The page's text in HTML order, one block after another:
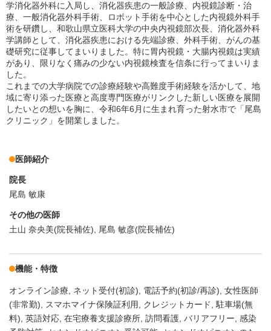
学消化器外科に入局し、消化器疾患の一般診療、内視鏡診断・治
療、一般消化器外科手術、ロボット手術を中心とした内視鏡外科手
術を研鑽し、和歌山県立医科大学の中央内視鏡部次長、消化器外科
学講師として、消化器疾患における先端診療、外科手術、がんの基
礎研究に従事してまいりました。特に胃内視鏡・大腸内視鏡は実績
があり、限りなく痛みの少ない内視鏡検査を信条に行ってまいりま
した。
これまでの大学病院での診療経験や高難度手術経験を活かして、地
域に寄り添った医療と高度専門医療がリンクした新しい医療を展開
したいとの想いを胸に、令和6年6月に生まれ育った射水市で「尾島
クリニック」を開業しました。
医師紹介
院長
尾島 敏康
その他の医師
土山 奈央美(院長補佐), 尾島 敏彦(院長補佐)
機能・特徴
オンライン診療 ネット受付(初診) 電話予約(初診/再診) 女性医師
(非常勤)
スマホマイナ保険証利用 クレジットカード
駐車場(無
料) 英語対応 在宅療養支援診療所 訪問看護 バリアフリー 感染